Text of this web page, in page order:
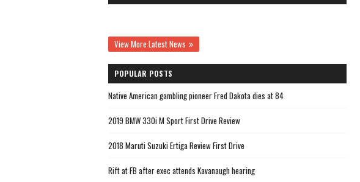
View More Latest News
POPULAR POSTS
Native American gambling pioneer Fred Dakota dies at 84
2019 BMW 330i M Sport First Drive Review
2018 Maruti Suzuki Ertiga Review First Drive
Rift at FB after exec attends Kavanaugh hearing